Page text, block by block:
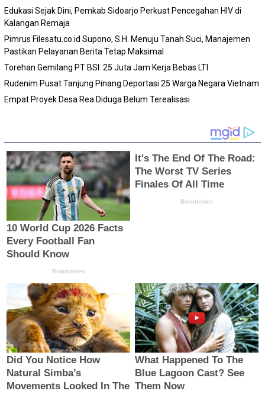
Edukasi Sejak Dini, Pemkab Sidoarjo Perkuat Pencegahan HIV di
Kalangan Remaja
Pimrus Filesatu.co.id Supono, S.H. Menuju Tanah Suci, Manajemen
Pastikan Pelayanan Berita Tetap Maksimal
Torehan Gemilang PT BSI: 25 Juta Jam Kerja Bebas LTI
Rudenim Pusat Tanjung Pinang Deportasi 25 Warga Negara Vietnam
Empat Proyek Desa Rea Diduga Belum Terealisasi